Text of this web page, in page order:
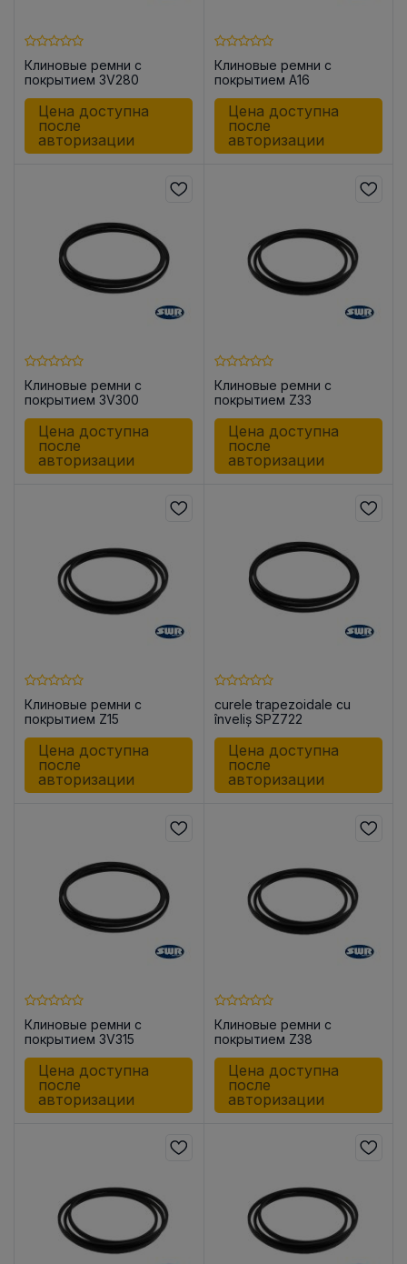
Клиновые ремни с
покрытием 3V280
Цена доступна
после
авторизации
Клиновые ремни с
покрытием A16
Цена доступна
после
авторизации
Клиновые ремни с
покрытием 3V300
Цена доступна
после
авторизации
Клиновые ремни с
покрытием Z33
Цена доступна
после
авторизации
Клиновые ремни с
покрытием Z15
Цена доступна
после
авторизации
curele trapezoidale cu
înveliș SPZ722
Цена доступна
после
авторизации
Клиновые ремни с
покрытием 3V315
Цена доступна
после
авторизации
Клиновые ремни с
покрытием Z38
Цена доступна
после
авторизации